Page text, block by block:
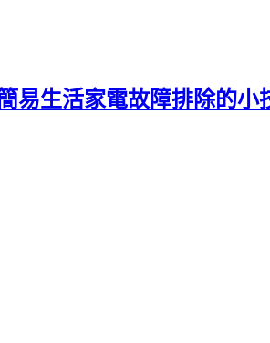
易生活家電故障排除的小